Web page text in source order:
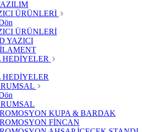
ÜRÜNLERİ
ÜRÜNLERİ
YAZICI
HEDİYELER
HEDİYELER
KUPA & BARDAK
FİNCAN